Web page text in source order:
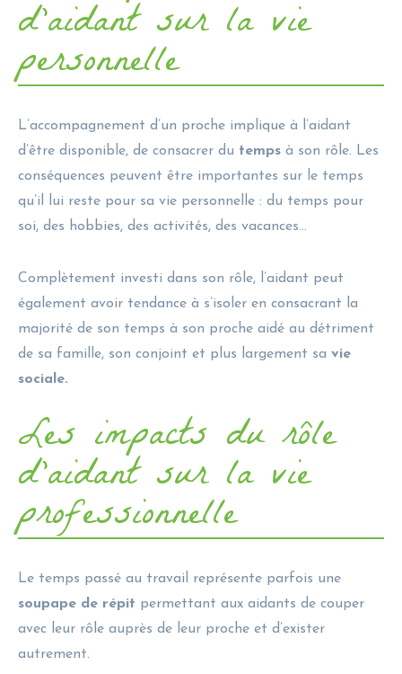
d’aidant sur la vie
personnelle
L’accompagnement d’un proche implique à l’aidant
d’être disponible, de consacrer du temps à son rôle. Les
conséquences peuvent être importantes sur le temps
qu’il lui reste pour sa vie personnelle : du temps pour
soi, des hobbies, des activités, des vacances…
Complètement investi dans son rôle, l’aidant peut
également avoir tendance à s’isoler en consacrant la
majorité de son temps à son proche aidé au détriment
de sa famille, son conjoint et plus largement sa vie
sociale.
Les impacts du rôle
d’aidant sur la vie
professionnelle
Le temps passé au travail représente parfois une
soupape de répit permettant aux aidants de couper
avec leur rôle auprès de leur proche et d’exister
autrement.